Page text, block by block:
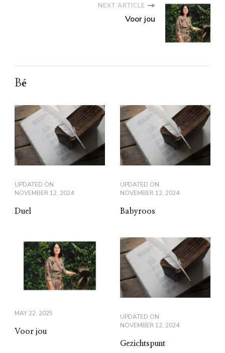
NEXT ARTICLE
Voor jou
Bé
UPDATED ON
NOVEMBER 12, 2024
Duel
UPDATED ON
NOVEMBER 12, 2024
Babyroos
MAY 22, 2025
Voor jou
UPDATED ON
NOVEMBER 12, 2024
Gezichtspunt